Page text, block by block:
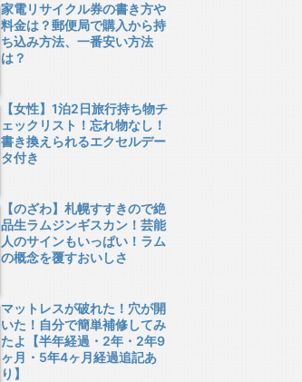
家電リサイクル券の書き方や
料金は？郵便局で購入から持
ち込み方法、一番安い方法
は？
【女性】1泊2日旅行持ち物チ
ェックリスト！忘れ物なし！
書き換えられるエクセルデー
タ付き
【のざわ】札幌すすきので絶
品生ラムジンギスカン！芸能
人のサインもいっぱい！ラム
の概念を覆すおいしさ
マットレスが破れた！穴が開
いた！自分で簡単補修してみ
たよ【半年経過・2年・2年9
ヶ月・5年4ヶ月経過追記あ
り】